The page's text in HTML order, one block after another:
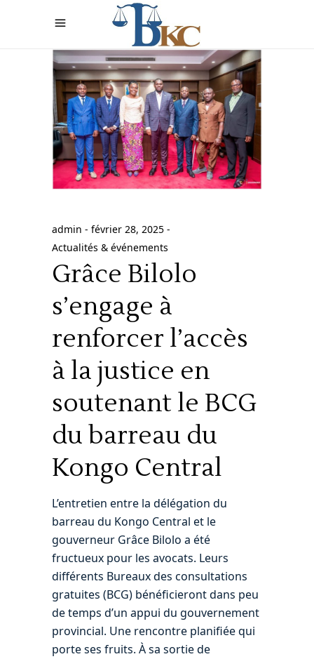
admin
février 28, 2025
Actualités & événements
Grâce Bilolo
s’engage à
renforcer l’accès
à la justice en
soutenant le BCG
du barreau du
Kongo Central
L’entretien entre la délégation du
barreau du Kongo Central et le
gouverneur Grâce Bilolo a été
fructueux pour les avocats. Leurs
différents Bureaux des consultations
gratuites (BCG) bénéficieront dans peu
de temps d’un appui du gouvernement
provincial. Une rencontre planifiée qui
porte ses fruits. À sa sortie de